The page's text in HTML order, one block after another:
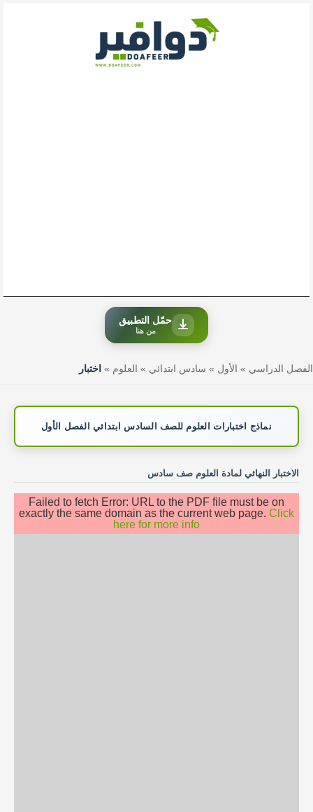
حمّل التطبيق
من هنا
الفصل الدراسي » الأول » سادس ابتدائي » العلوم » اختبار
نماذج اختبارات العلوم للصف السادس ابتدائي الفصل الأول
الاختبار النهائي لمادة العلوم صف سادس
Failed to fetch Error: URL to the PDF file must be on
exactly the same domain as the current web page. Click
here for more info